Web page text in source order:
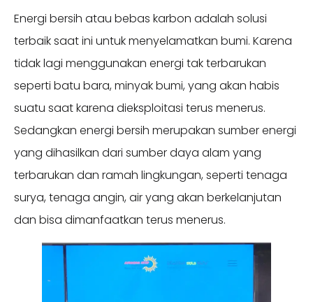
Energi bersih atau bebas karbon adalah solusi
terbaik saat ini untuk menyelamatkan bumi. Karena
tidak lagi menggunakan energi tak terbarukan
seperti batu bara, minyak bumi, yang akan habis
suatu saat karena dieksploitasi terus menerus.
Sedangkan energi bersih merupakan sumber energi
yang dihasilkan dari sumber daya alam yang
terbarukan dan ramah lingkungan, seperti tenaga
surya, tenaga angin, air yang akan berkelanjutan
dan bisa dimanfaatkan terus menerus.